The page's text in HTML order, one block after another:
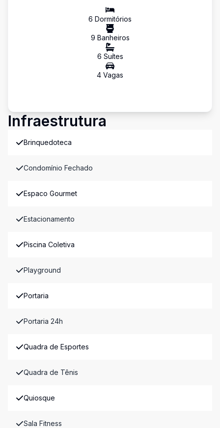
6 Dormitórios
9 Banheiros
6 Suítes
4 Vagas
Infraestrutura
Brinquedoteca
Condomínio Fechado
Espaco Gourmet
Estacionamento
Piscina Coletiva
Playground
Portaria
Portaria 24h
Quadra de Esportes
Quadra de Tênis
Quiosque
Sala Fitness